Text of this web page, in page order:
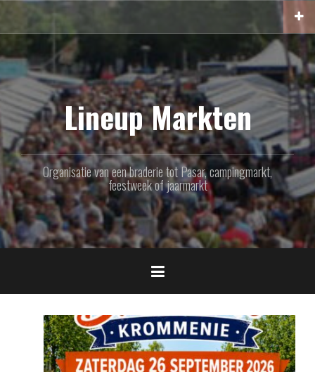
inhoud
springen
Lineup Markten
Organisatie van een braderie tot Pasar, campingmarkt,
feestweek of jaarmarkt